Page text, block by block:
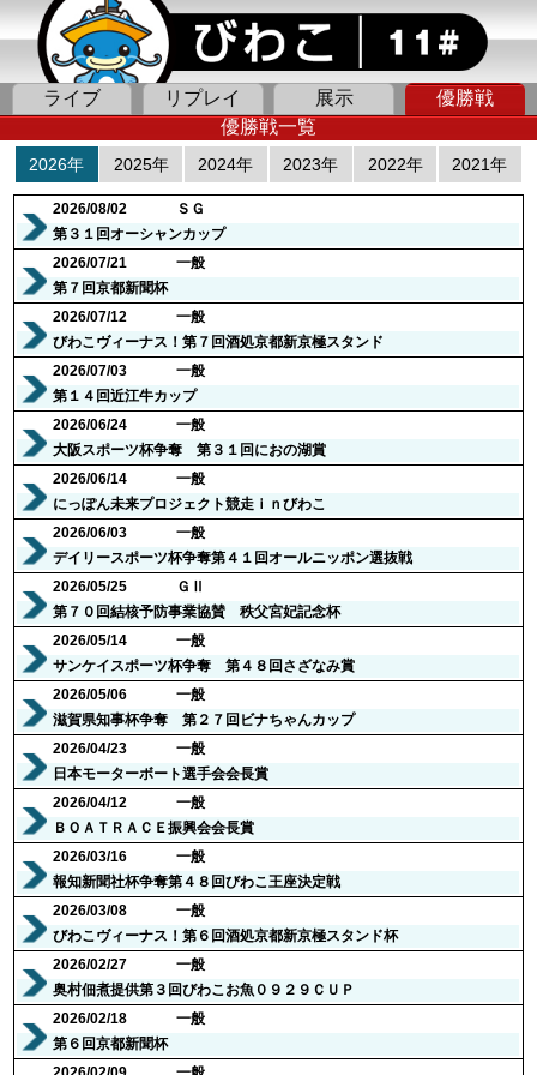
ライブ リプレイ 展示
優勝戦
優勝戦一覧
2026年 2025年 2024年 2023年 2022年 2021年
2026/08/02
ＳＧ
第３１回オーシャンカップ
2026/07/21
一般
第７回京都新聞杯
2026/07/12
一般
びわこヴィーナス！第７回酒処京都新京極スタンド
2026/07/03
一般
第１４回近江牛カップ
2026/06/24
一般
大阪スポーツ杯争奪 第３１回におの湖賞
2026/06/14
一般
にっぽん未来プロジェクト競走ｉｎびわこ
2026/06/03
一般
デイリースポーツ杯争奪第４１回オールニッポン選抜戦
2026/05/25
ＧⅡ
第７０回結核予防事業協賛 秩父宮妃記念杯
2026/05/14
一般
サンケイスポーツ杯争奪 第４８回さざなみ賞
2026/05/06
一般
滋賀県知事杯争奪 第２７回ビナちゃんカップ
2026/04/23
一般
日本モーターボート選手会会長賞
2026/04/12
一般
ＢＯＡＴＲＡＣＥ振興会会長賞
2026/03/16
一般
報知新聞社杯争奪第４８回びわこ王座決定戦
2026/03/08
一般
びわこヴィーナス！第６回酒処京都新京極スタンド杯
2026/02/27
一般
奥村佃煮提供第３回びわこお魚０９２９ＣＵＰ
2026/02/18
一般
第６回京都新聞杯